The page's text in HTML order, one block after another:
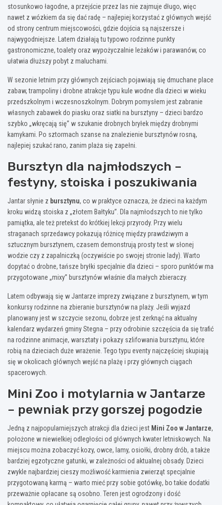
stosunkowo łagodne, a przejście przez las nie zajmuje długo, więc
nawet z wózkiem da się dać radę – najlepiej korzystać z głównych wejść
od strony centrum miejscowości, gdzie dojścia są najszersze i
najwygodniejsze. Latem działają tu typowo rodzinne punkty
gastronomiczne, toalety oraz wypożyczalnie leżaków i parawanów, co
ułatwia dłuższy pobyt z maluchami.
W sezonie letnim przy głównych zejściach pojawiają się dmuchane place
zabaw, trampoliny i drobne atrakcje typu kule wodne dla dzieci w wieku
przedszkolnym i wczesnoszkolnym. Dobrym pomysłem jest zabranie
własnych zabawek do piasku oraz siatki na bursztyny – dzieci bardzo
szybko „wkręcają się” w szukanie drobnych bryłek między drobnymi
kamykami. Po sztormach szanse na znalezienie bursztynów rosną,
najlepiej szukać rano, zanim plaża się zapełni.
Bursztyn dla najmłodszych –
festyny, stoiska i poszukiwania
Jantar słynie z bursztynu, co w praktyce oznacza, że dzieci na każdym
kroku widzą stoiska z „złotem Bałtyku”. Dla najmłodszych to nie tylko
pamiątka, ale też pretekst do krótkiej lekcji przyrody. Przy wielu
straganach sprzedawcy pokazują różnicę między prawdziwym a
sztucznym bursztynem, czasem demonstrują prosty test w słonej
wodzie czy z zapalniczką (oczywiście po swojej stronie lady). Warto
dopytać o drobne, tańsze bryłki specjalnie dla dzieci – sporo punktów ma
przygotowane „mixy” bursztynów właśnie dla małych zbieraczy.
Latem odbywają się w Jantarze imprezy związane z bursztynem, w tym
konkursy rodzinne na zbieranie bursztynów na plaży. Jeśli wyjazd
planowany jest w szczycie sezonu, dobrze jest zerknąć na aktualny
kalendarz wydarzeń gminy Stegna – przy odrobinie szczęścia da się trafić
na rodzinne animacje, warsztaty i pokazy szlifowania bursztynu, które
robią na dzieciach duże wrażenie. Tego typu eventy najczęściej skupiają
się w okolicach głównych wejść na plażę i przy głównych ciągach
spacerowych.
Mini Zoo i motylarnia w Jantarze
– pewniak przy gorszej pogodzie
Jedną z najpopularniejszych atrakcji dla dzieci jest Mini Zoo w Jantarze,
położone w niewielkiej odległości od głównych kwater letniskowych. Na
miejscu można zobaczyć kozy, owce, lamy, osiołki, drobny drób, a także
bardziej egzotyczne gatunki, w zależności od aktualnej obsady. Dzieci
zwykle najbardziej cieszy możliwość karmienia zwierząt specjalnie
przygotowaną karmą – warto mieć przy sobie gotówkę, bo takie dodatki
przeważnie opłacane są osobno. Teren jest ogrodzony i dość